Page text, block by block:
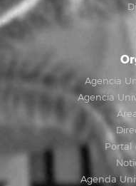
Agencia
Agencia
Portal
Agenda